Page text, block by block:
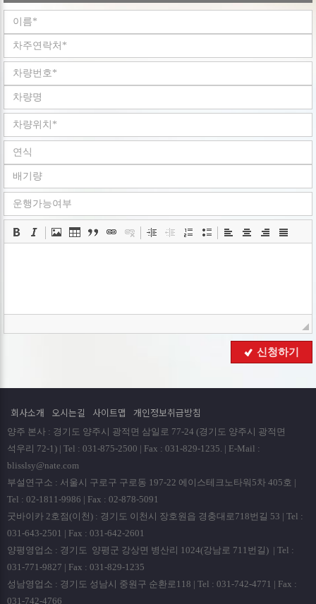
알려드립니다.
회사는 개인정보취급방침을 개정하는 경우 웹사이트
공지사항(또는 개별공지)을 통하여 공지할 것입니다.
ο 본 방침은 : 2008 년 05 월 02 일 부터 시행됩니다.
■ 수집하는 개인정보 항목
회사는 회원가입, 상담, 서비스 신청 등등을 위해 아래와 같은
개인정보를 수집하고 있습니다.
ο 수집항목 : 이름 , 로그인ID , 비밀번호 , 휴대전화번호 ,
이메일 , 회사명 , 서비스 이용기록 , 쿠키 , 접속 IP 정보
ο 개인정보 수집방법 : 홈페이지(www.goodbyecar.co.kr)
■ 개인정보의 수집 및 이용목적
회사는 수집한 개인정보를 다음의 목적을 위해 활용합니다..
ο 서비스 제공에 관한 계약 이행 및 서비스 제공에 따른
회사는 개인정보 수집 및 이용목적이 달성된 후에는 예외 없이
회사는 원칙적으로 개인정보 수집 및 이용목적이 달성된
ο 파기절차
회원님이 회원가입 등을 위해 입력하신 정보는 회원탈퇴시
곧바로 데이타베이스 완전 삭제됩니다.
ο 파기방법
- 전자적 파일형태로 저장된 개인정보는 기록을 재생할 수
없는 기술적 방법을 사용하여 삭제합니다.
■ 개인정보 제공
회사는 이용자의 개인정보를 원칙적으로 외부에 제공하지
않습니다. 다만, 아래의 경우에는 예외로 합니다.
신청하기
회사소개 오시는길 사이트맵 개인정보취급방침
양주 본사 : 경기도 양주시 광적면 삼일로 77-24 (경기도 양주시 광적면
석우리 72-1) | Tel : 031-875-2500 | Fax : 031-829-1235. | E-Mail :
blisslsy@nate.com
부설연구소 : 서울시 구로구 구로동 197-22 에이스테크노타워5차 405호 |
Tel : 02-1811-9986 | Fax : 02-878-5091
굿바이카 2호점(이천) : 경기도 이천시 장호원읍 경충대로718번길 53 | Tel :
031-643-2501 | Fax : 031-642-2601
양평영업소 : 경기도 양평군 강상면 병산리 1024(강남로 711번길) | Tel :
031-771-9827 | Fax : 031-829-1235
성남영업소 : 경기도 성남시 중원구 순환로118 | Tel : 031-742-4771 | Fax :
031-742-4766